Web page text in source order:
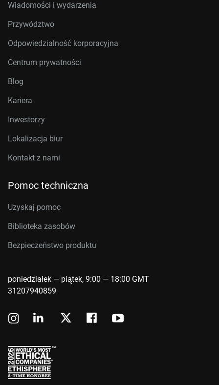
Wiadomości i wydarzenia
Przywództwo
Odpowiedzialność korporacyjna
Centrum prywatności
Blog
Kariera
Inwestorzy
Lokalizacja biur
Kontakt z nami
Pomoc techniczna
Uzyskaj pomoc
Biblioteka zasobów
Bezpieczeństwo produktu
poniedziałek — piątek, 9:00 — 18:00 GMT
31207940859